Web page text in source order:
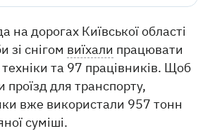
на дорогах Київської області
зі снігом виїхали працювати
та 97 працівників. Щоб
проїзд для транспорту,
вже використали 957 тонн
суміші.